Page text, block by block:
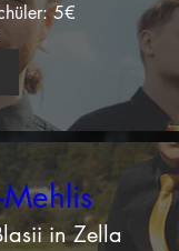
5€
in Zella